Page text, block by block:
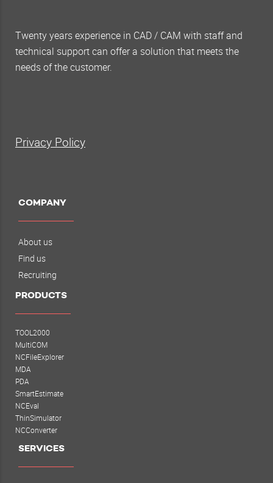
Twenty years experience in CAD / CAM with staff and
technical support can offer a solution that meets the
needs of the customer.
Privacy Policy
COMPANY
About us
Find us
Recruiting
PRODUCTS
TOOL2000
MultiCOM
NCFileExplorer
MDA
PDA
SmartEstimate
NCEval
ThinSimulator
NCConverter
SERVICES